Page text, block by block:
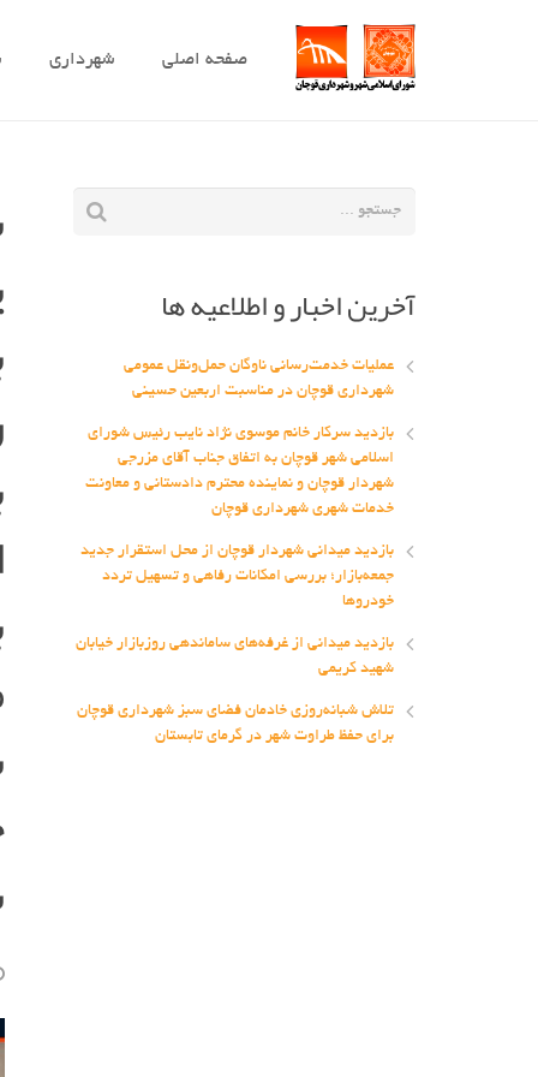
صفحه اصلی شهرداری
آخرین اخبار و اطلاعیه ها
عملیات خدمت‌رسانی ناوگان حمل‌ونقل عمومی
شهرداری قوچان در مناسبت اربعین حسینی
بازدید سرکار خانم موسوی نژاد نایب رئیس شورای
اسلامی شهر قوچان به اتفاق جناب آقای مزرجی
شهردار قوچان و نماینده محترم دادستانی و معاونت
خدمات شهری شهرداری قوچان
بازدید میدانی شهردار قوچان از محل استقرار جدید
جمعه‌بازار؛ بررسی امکانات رفاهی و تسهیل تردد
خودروها
بازدید میدانی از غرفه‌های ساماندهی روزبازار خیابان
شهید کریمی
تلاش شبانه‌روزی خادمان فضای سبز شهرداری قوچان
برای حفظ طراوت شهر در گرمای تابستان